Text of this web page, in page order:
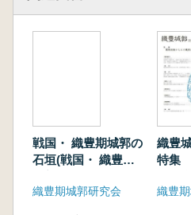
戦国・ 織豊期城郭の
石垣(戦国・ 織豊期
集成)
織豊期城郭研究会
織豊
特集
垣の
織豊